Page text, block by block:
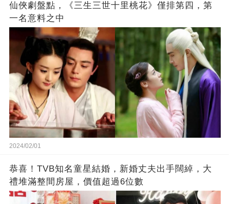
仙俠劇盤點，《三生三世十里桃花》僅排第四，第
一名意料之中
2024/02/01
恭喜！TVB知名童星結婚，新婚丈夫出手闊綽，大
禮堆滿整間房屋，價值超過6位數